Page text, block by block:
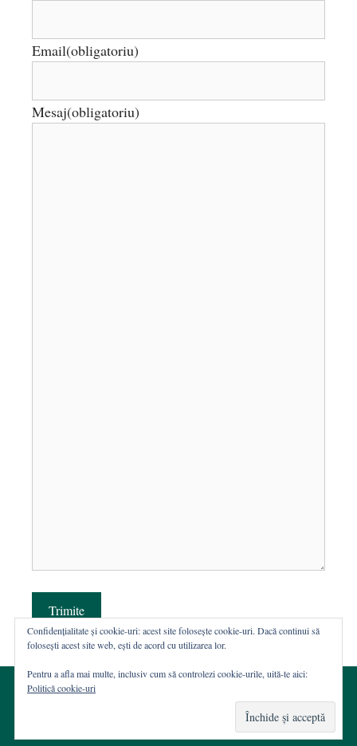
Email(obligatoriu)
Mesaj(obligatoriu)
Trimite
Web hosting şi dezvoltare Wordpress:
Casa de WEB
Confidențialitate și cookie-uri: acest site folosește cookie-uri. Dacă continui să
folosești acest site web, ești de acord cu utilizarea lor.
Pentru a afla mai multe, inclusiv cum să controlezi cookie-urile, uită-te aici:
Politică cookie-uri